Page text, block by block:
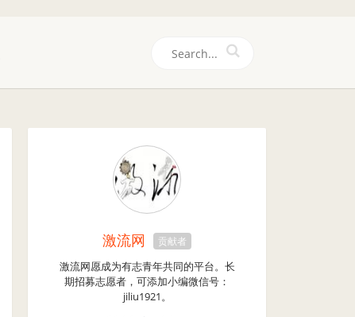
激流网 贡献者
激流网愿成为有志青年共同的平台。长
期招募志愿者，可添加小编微信号：
jiliu1921。